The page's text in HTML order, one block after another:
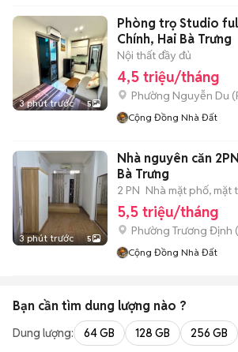
3 phút trước 5
Phòng trọ Studio
Chính, Hai Bà Trưng
Nội thất đầy đủ
4,5 triệu/tháng
Phường Nguyễn Du (
Cộng Đồng Nhà Đất
3 phút trước 5
Nhà nguyên căn
Bà Trưng
2 PN Nhà mặt phố, mặt
5,5 triệu/tháng
Phường Trương Định (
Cộng Đồng Nhà Đất
Bạn cần tìm dung lượng nào ?
Dung lượng: 64 GB 128 GB 256 GB